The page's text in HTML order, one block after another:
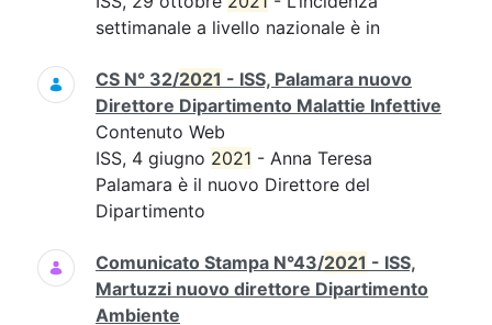
settimanale a livello nazionale è in
CS N° 32/2021 - ISS, Palamara nuovo
Direttore Dipartimento Malattie Infettive
Contenuto Web
ISS, 4 giugno 2021 - Anna Teresa
Palamara è il nuovo Direttore del
Dipartimento
Comunicato Stampa N°43/2021 - ISS,
Martuzzi nuovo direttore Dipartimento
Ambiente